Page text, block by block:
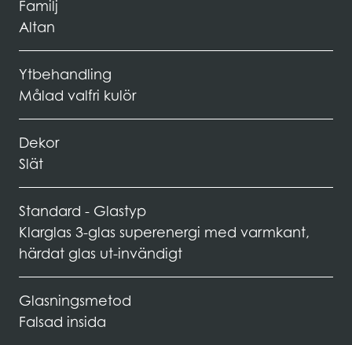
Familj
Altan
Ytbehandling
Målad valfri kulör
Dekor
Slät
Standard - Glastyp
Klarglas 3-glas superenergi med varmkant,
härdat glas ut-invändigt
Glasningsmetod
Falsad insida